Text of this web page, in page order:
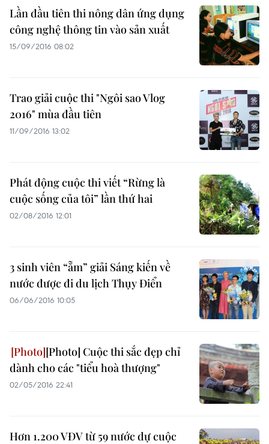
Lần đầu tiên thi nông dân ứng dụng
công nghệ thông tin vào sản xuất
15/09/2016 08:02
Trao giải cuộc thi "Ngôi sao Vlog
2016" mùa đầu tiên
11/09/2016 13:02
Phát động cuộc thi viết “Rừng là
cuộc sống của tôi” lần thứ hai
02/08/2016 12:01
3 sinh viên “ẵm” giải Sáng kiến về
nước được đi du lịch Thụy Điển
06/06/2016 10:05
[Photo] Cuộc thi sắc đẹp chỉ
dành cho các "tiểu hoà thượng"
02/05/2016 22:41
Hơn 1.200 VĐV từ 59 nước dự cuộc